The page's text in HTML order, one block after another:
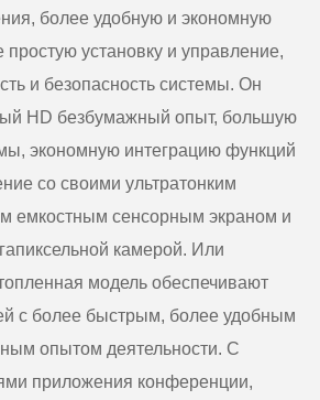
более удобную и экономную
простую установку и управление,
и безопасность системы. Он
HD безбумажный опыт, большую
экономную интеграцию функций
со своими ультратонким
емкостным сенсорным экраном и
камерой. Или
модель обеспечивают
с более быстрым, более удобным
опытом деятельности. С
приложения конференции,